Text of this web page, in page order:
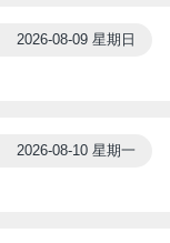
2026-08-09 星期日
2026-08-10 星期一